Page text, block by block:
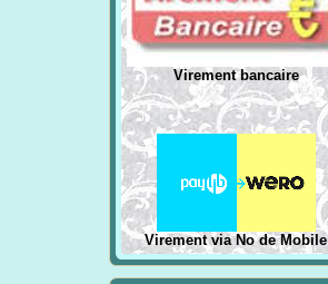
Virement bancaire
Virement via No de Mobile